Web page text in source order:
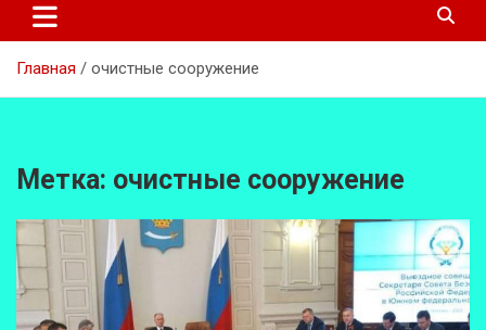
Главная очистные сооружение
Метка: очистные сооружение